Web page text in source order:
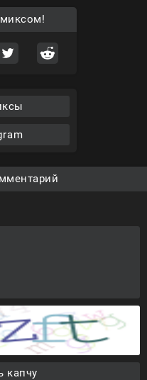
капчу